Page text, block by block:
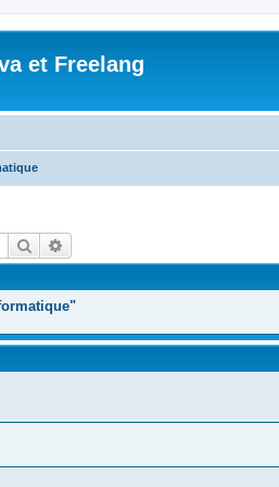
et Freelang
Search